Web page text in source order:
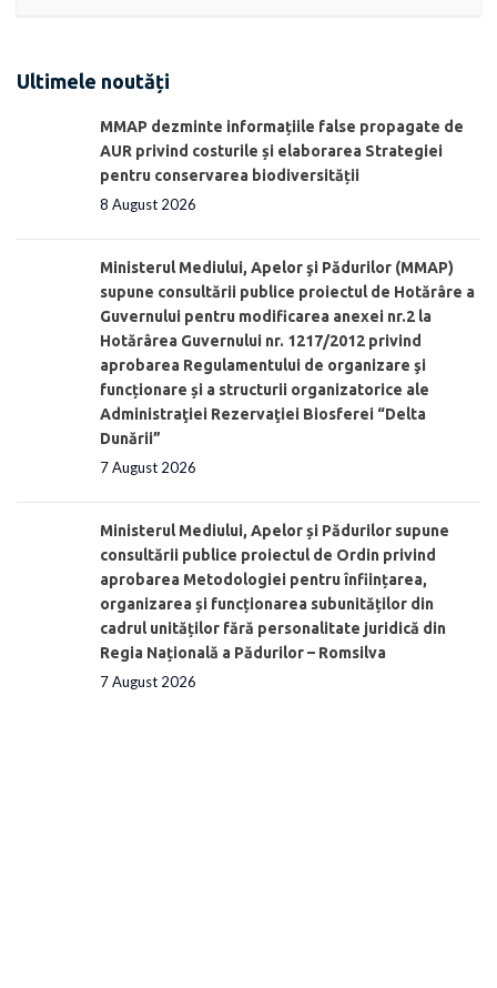
Ultimele noutăți
MMAP dezminte informațiile false propagate de
AUR privind costurile și elaborarea Strategiei
pentru conservarea biodiversității
8 August 2026
Ministerul Mediului, Apelor şi Pădurilor (MMAP)
supune consultării publice proiectul de Hotărâre a
Guvernului pentru modificarea anexei nr.2 la
Hotărârea Guvernului nr. 1217/2012 privind
aprobarea Regulamentului de organizare şi
funcționare și a structurii organizatorice ale
Administraţiei Rezervaţiei Biosferei “Delta
Dunării”
7 August 2026
Ministerul Mediului, Apelor și Pădurilor supune
consultării publice proiectul de Ordin privind
aprobarea Metodologiei pentru înființarea,
organizarea și funcționarea subunităților din
cadrul unităților fără personalitate juridică din
Regia Națională a Pădurilor – Romsilva
7 August 2026